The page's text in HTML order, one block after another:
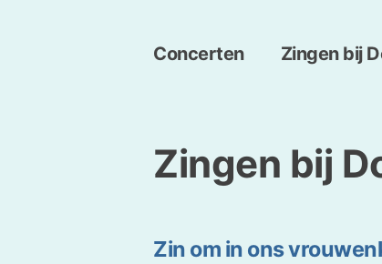
Concerten Zingen bij
Zingen bij
Zin om in ons